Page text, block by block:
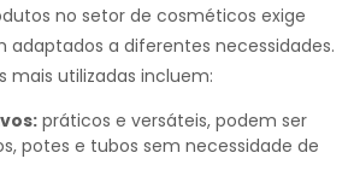
no setor de cosméticos exige
adaptados a diferentes necessidades.
mais utilizadas incluem:
práticos e versáteis, podem ser
potes e tubos sem necessidade de